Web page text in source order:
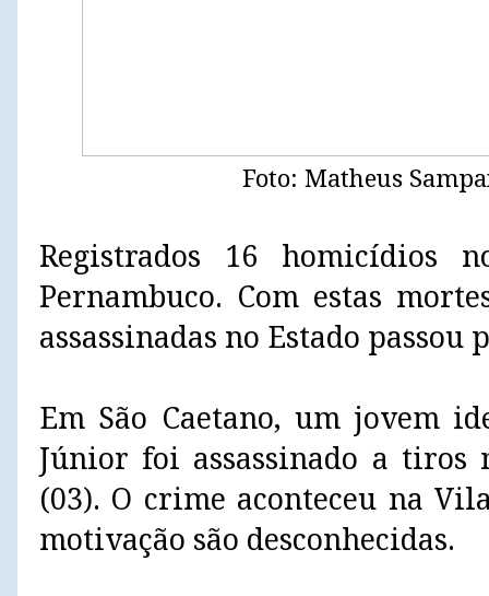
Foto: Matheus
Registrados 16 homicídios
Pernambuco. Com estas
assassinadas no Estado passou
Em São Caetano, um jovem
Júnior foi assassinado a tiros
(03). O crime aconteceu na
motivação são desconhecidas.